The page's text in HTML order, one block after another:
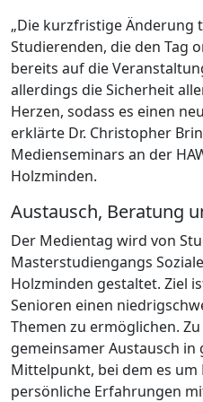
„Die kurzfristige Änderung
Studierenden, die den Tag
bereits auf die
allerdings die Sicherheit
Herzen, sodass es einen
erklärte Dr. Christopher
Medienseminars an der
Holzminden.
Austausch, Beratung
Der Medientag wird von
Masterstudiengangs
Holzminden gestaltet. Ziel
Senioren einen
Themen zu ermöglichen.
gemeinsamer Austausch
Mittelpunkt, bei dem es
persönliche Erfahrungen